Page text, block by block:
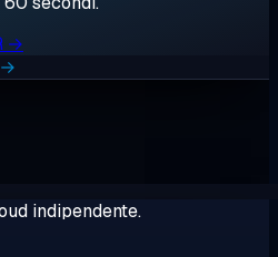
→
indipendente.